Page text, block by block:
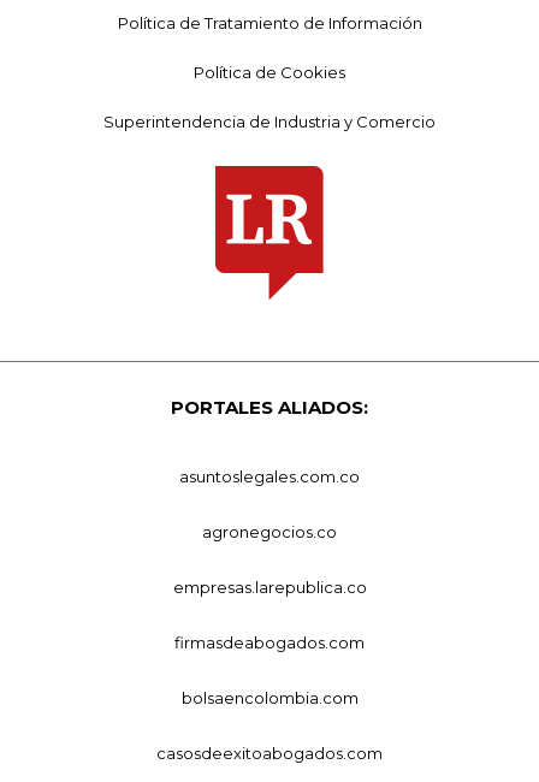
Política de Tratamiento de Información
Política de Cookies
Superintendencia de Industria y Comercio
PORTALES ALIADOS:
asuntoslegales.com.co
agronegocios.co
empresas.larepublica.co
firmasdeabogados.com
bolsaencolombia.com
casosdeexitoabogados.com